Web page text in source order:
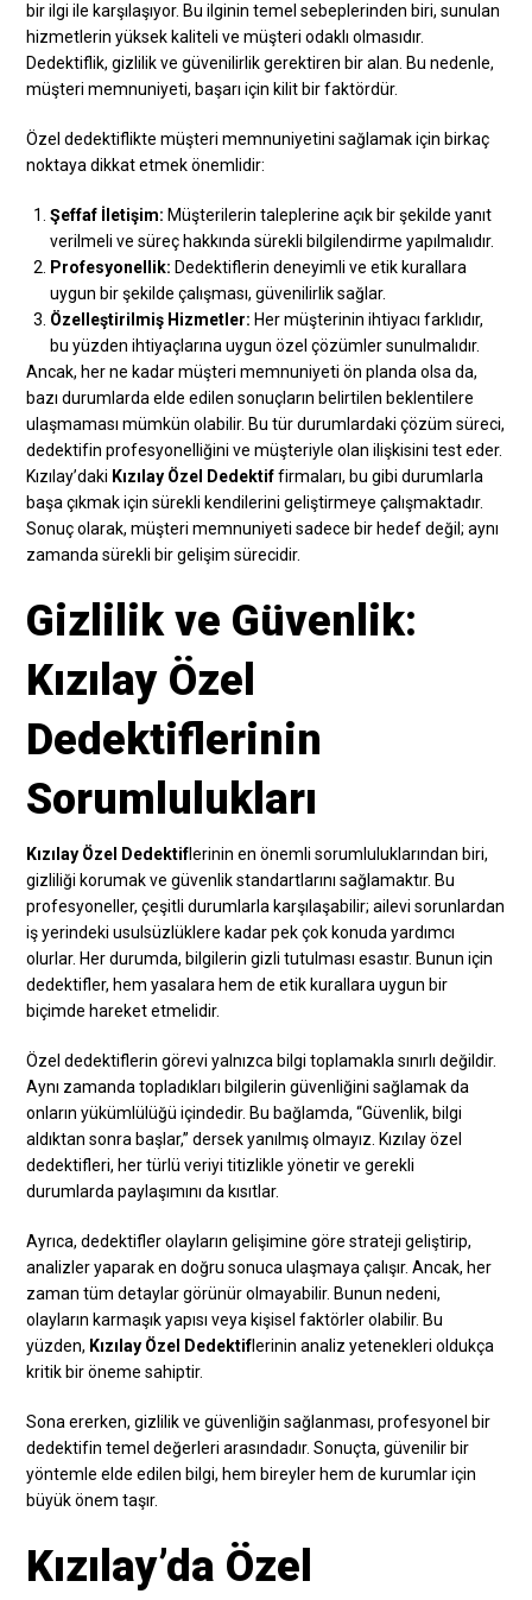
bir ilgi ile karşılaşıyor. Bu ilginin temel sebeplerinden biri, sunulan
hizmetlerin yüksek kaliteli ve müşteri odaklı olmasıdır.
Dedektiflik, gizlilik ve güvenilirlik gerektiren bir alan. Bu nedenle,
müşteri memnuniyeti, başarı için kilit bir faktördür.
Özel dedektiflikte müşteri memnuniyetini sağlamak için birkaç
noktaya dikkat etmek önemlidir:
Şeffaf İletişim: Müşterilerin taleplerine açık bir şekilde yanıt
verilmeli ve süreç hakkında sürekli bilgilendirme yapılmalıdır.
Profesyonellik: Dedektiflerin deneyimli ve etik kurallara
uygun bir şekilde çalışması, güvenilirlik sağlar.
Özelleştirilmiş Hizmetler: Her müşterinin ihtiyacı farklıdır,
bu yüzden ihtiyaçlarına uygun özel çözümler sunulmalıdır.
Ancak, her ne kadar müşteri memnuniyeti ön planda olsa da,
bazı durumlarda elde edilen sonuçların belirtilen beklentilere
ulaşmaması mümkün olabilir. Bu tür durumlardaki çözüm süreci,
dedektifin profesyonelliğini ve müşteriyle olan ilişkisini test eder.
Kızılay’daki Kızılay Özel Dedektiffirmaları, bu gibi durumlarla
başa çıkmak için sürekli kendilerini geliştirmeye çalışmaktadır.
Sonuç olarak, müşteri memnuniyeti sadece bir hedef değil; aynı
zamanda sürekli bir gelişim sürecidir.
Gizlilik ve Güvenlik:
Kızılay Özel
Dedektiflerinin
Sorumlulukları
Kızılay Özel Dedektiflerinin en önemli sorumluluklarından biri,
gizliliği korumak ve güvenlik standartlarını sağlamaktır. Bu
profesyoneller, çeşitli durumlarla karşılaşabilir; ailevi sorunlardan
iş yerindeki usulsüzlüklere kadar pek çok konuda yardımcı
olurlar. Her durumda, bilgilerin gizli tutulması esastır. Bunun için
dedektifler, hem yasalara hem de etik kurallara uygun bir
biçimde hareket etmelidir.
Özel dedektiflerin görevi yalnızca bilgi toplamakla sınırlı değildir.
Aynı zamanda topladıkları bilgilerin güvenliğini sağlamak da
onların yükümlülüğü içindedir. Bu bağlamda, “Güvenlik, bilgi
aldıktan sonra başlar,” dersek yanılmış olmayız. Kızılay özel
dedektifleri, her türlü veriyi titizlikle yönetir ve gerekli
durumlarda paylaşımını da kısıtlar.
Ayrıca, dedektifler olayların gelişimine göre strateji geliştirip,
analizler yaparak en doğru sonuca ulaşmaya çalışır. Ancak, her
zaman tüm detaylar görünür olmayabilir. Bunun nedeni,
olayların karmaşık yapısı veya kişisel faktörler olabilir. Bu
yüzden, Kızılay Özel Dedektiflerinin analiz yetenekleri oldukça
kritik bir öneme sahiptir.
Sona ererken, gizlilik ve güvenliğin sağlanması, profesyonel bir
dedektifin temel değerleri arasındadır. Sonuçta, güvenilir bir
yöntemle elde edilen bilgi, hem bireyler hem de kurumlar için
büyük önem taşır.
Kızılay’da Özel